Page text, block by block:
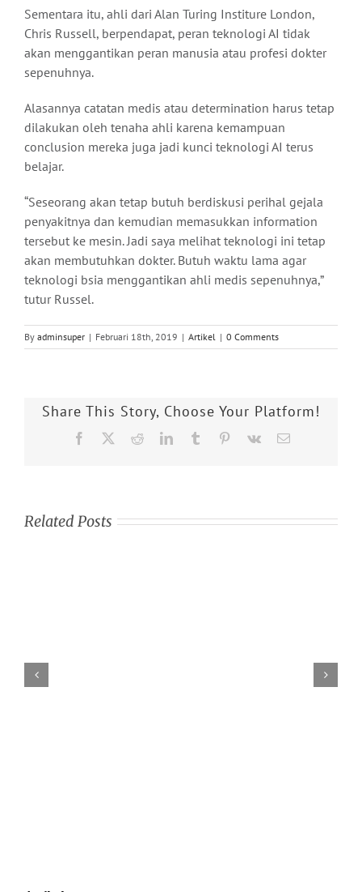
Sementara itu, ahli dari Alan Turing Institure London,
Chris Russell, berpendapat, peran teknologi AI tidak
akan menggantikan peran manusia atau profesi dokter
sepenuhnya.
Alasannya catatan medis atau determination harus tetap
dilakukan oleh tenaha ahli karena kemampuan
conclusion mereka juga jadi kunci teknologi AI terus
belajar.
“Seseorang akan tetap butuh berdiskusi perihal gejala
penyakitnya dan kemudian memasukkan information
tersebut ke mesin. Jadi saya melihat teknologi ini tetap
akan membutuhkan dokter. Butuh waktu lama agar
teknologi bsia menggantikan ahli medis sepenuhnya,”
tutur Russel.
By adminsuper | Februari 18th, 2019 | Artikel | 0 Comments
Share This Story, Choose Your Platform!
Facebook RedditLinkedInTumblr Pinterest
Vk Email
Related Posts